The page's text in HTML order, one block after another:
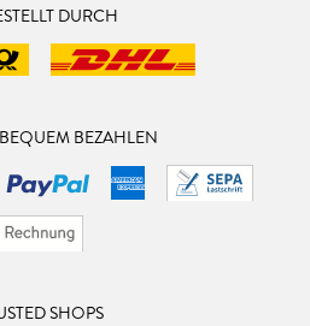
DURCH
BEZAHLEN
SHOPS